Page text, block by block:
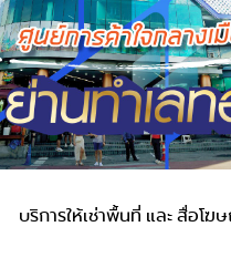
บริการให้เช่าพื้นที่ และ สื่อโฆ